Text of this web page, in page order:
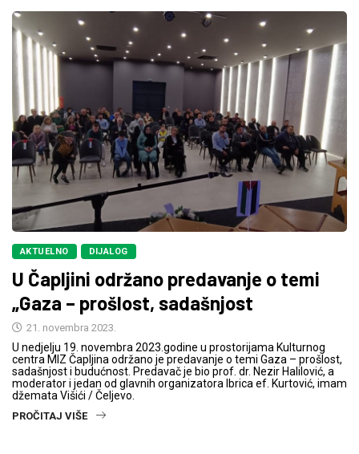
AKTUELNO DIJALOG
U Čapljini održano predavanje o temi
„Gaza – prošlost, sadašnjost
21. novembra 2023.
U nedjelju 19. novembra 2023.godine u prostorijama Kulturnog
centra MIZ Čapljina održano je predavanje o temi Gaza – prošlost,
sadašnjost i budućnost. Predavač je bio prof. dr. Nezir Halilović, a
moderator i jedan od glavnih organizatora Ibrica ef. Kurtović, imam
džemata Višići / Čeljevo.
PROČITAJ VIŠE